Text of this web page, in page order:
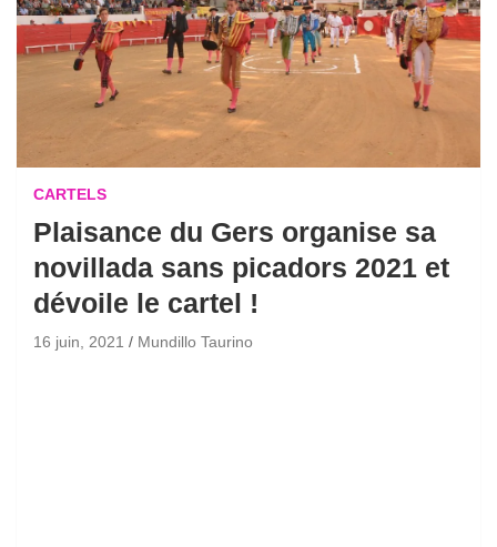
CARTELS
Plaisance du Gers organise sa
novillada sans picadors 2021 et
dévoile le cartel !
16 juin, 2021 Mundillo Taurino